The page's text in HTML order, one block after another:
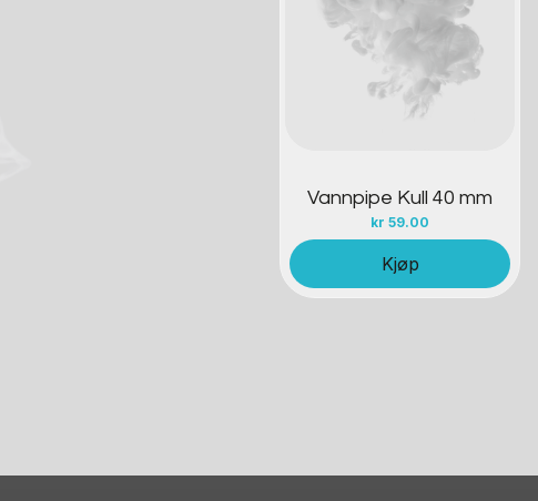
Vannpipe Kull 40 mm
kr 59.00
Kontakt oss
Kjøp